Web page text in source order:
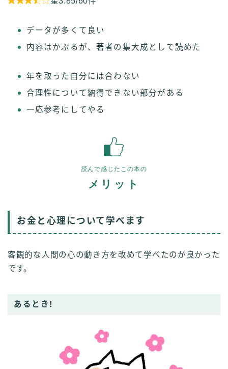
データが多くて良い
内容はかぶるが、著者の集大成として読めた
年を取った自分には合わない
合理性について納得できない部分がある
一応参考にしてやる
読んで感じたこの本の
メリット
お金と心理について学べます
客観的な人間の心の動き方を改めて学べたのが良かった
です。
あるとき!